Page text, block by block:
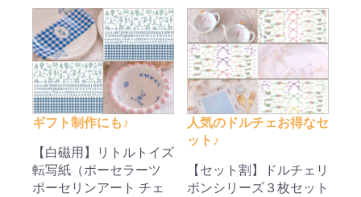
ギフト制作にも♪
【白磁用】リトルトイズ
転写紙（ポーセラーツ
ポーセリンアート チェ
人気のドルチェお得なセ
ット♪
【セット割】ドルチェリ
ボンシリーズ３枚セット